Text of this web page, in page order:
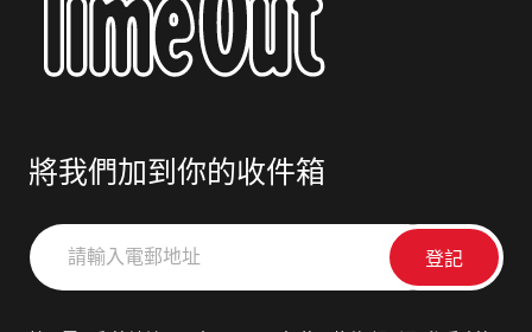
將我們加到你的收件箱
請
輸